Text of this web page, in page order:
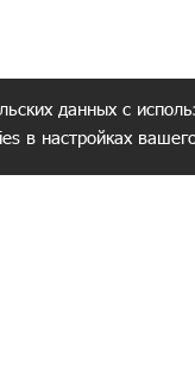
данных с
в настройках